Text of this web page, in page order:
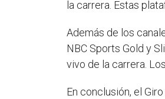
la carrera. Estas
Además de los
NBC Sports Gold y
vivo de la carrera.
En conclusión, el